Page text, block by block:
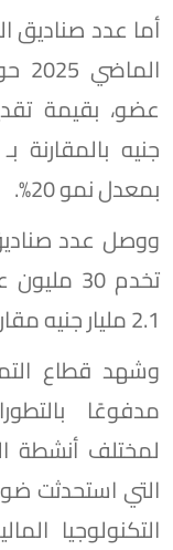
أما عدد صناديق
بمعدل نمو 20%.
تخدم 30
2.1 مليار جنيه مقارنة بـ 1.5 مليار جنيه بنهاية عام 2024.
وشهد قطاع
مدفوعًا
لمختلف أنشطة
التي استحدثت
التكنولوجيا